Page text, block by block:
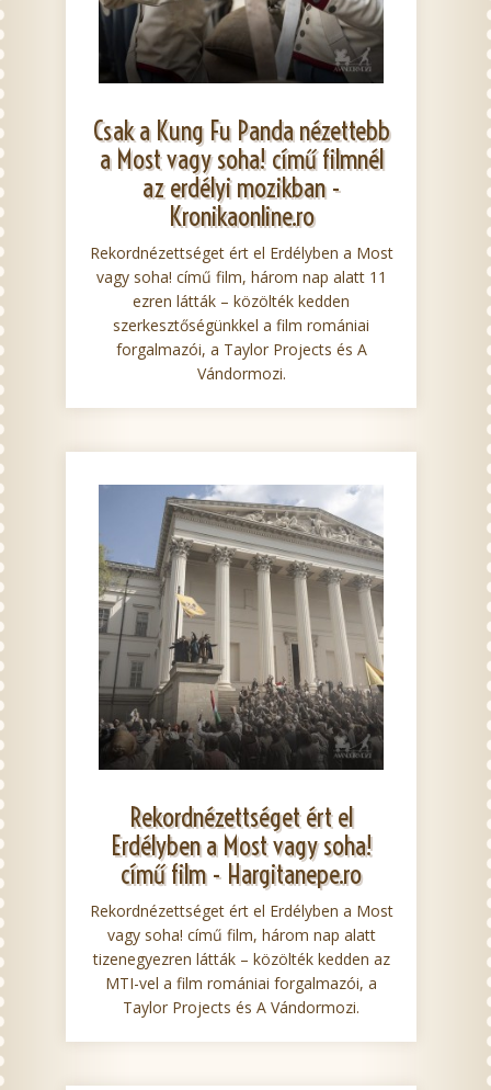
Csak a Kung Fu Panda nézettebb
a Most vagy soha! című filmnél
az erdélyi mozikban -
Kronikaonline.ro
Rekordnézettséget ért el Erdélyben a Most
vagy soha! című film, három nap alatt 11
ezren látták – közölték kedden
szerkesztőségünkkel a film romániai
forgalmazói, a Taylor Projects és A
Vándormozi.
Rekordnézettséget ért el
Erdélyben a Most vagy soha!
című film - Hargitanepe.ro
Rekordnézettséget ért el Erdélyben a Most
vagy soha! című film, három nap alatt
tizenegyezren látták – közölték kedden az
MTI-vel a film romániai forgalmazói, a
Taylor Projects és A Vándormozi.